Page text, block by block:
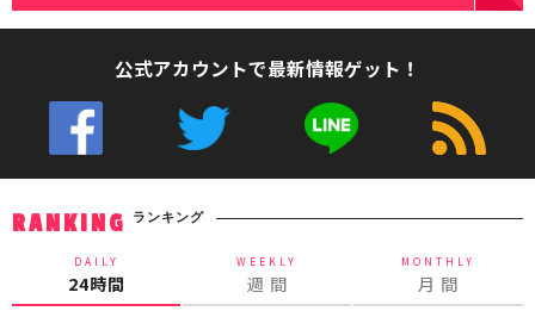
公式アカウントで最新情報ゲット！
RANKING ランキング
DAILY
24時間
WEEKLY
週 間
MONTHLY
月 間